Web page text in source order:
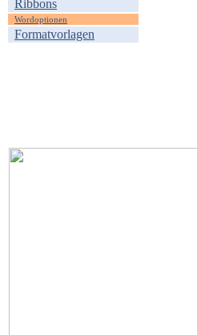
Ribbons
Wordoptionen
Formatvorlagen